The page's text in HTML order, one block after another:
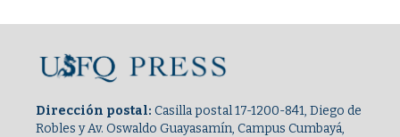
Dirección postal: Casilla postal 17-1200-841, Diego de
Robles y Av. Oswaldo Guayasamín, Campus Cumbayá,